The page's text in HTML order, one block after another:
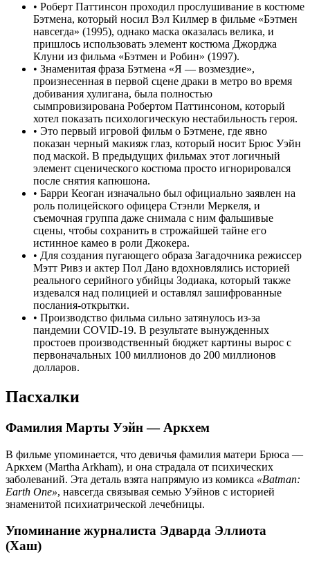
• Роберт Паттинсон проходил прослушивание в костюме
Бэтмена, который носил Вэл Килмер в фильме «Бэтмен
навсегда» (1995), однако маска оказалась велика, и
пришлось использовать элемент костюма Джорджа
Клуни из фильма «Бэтмен и Робин» (1997).
• Знаменитая фраза Бэтмена «Я — возмездие»,
произнесенная в первой сцене драки в метро во время
добивания хулигана, была полностью
сымпровизирована Робертом Паттинсоном, который
хотел показать психологическую нестабильность героя.
• Это первый игровой фильм о Бэтмене, где явно
показан черный макияж глаз, который носит Брюс Уэйн
под маской. В предыдущих фильмах этот логичный
элемент сценического костюма просто игнорировался
после снятия капюшона.
• Барри Кеоган изначально был официально заявлен на
роль полицейского офицера Стэнли Меркеля, и
съемочная группа даже снимала с ним фальшивые
сцены, чтобы сохранить в строжайшей тайне его
истинное камео в роли Джокера.
• Для создания пугающего образа Загадочника режиссер
Мэтт Ривз и актер Пол Дано вдохновлялись историей
реального серийного убийцы Зодиака, который также
издевался над полицией и оставлял зашифрованные
послания-открытки.
• Производство фильма сильно затянулось из-за
пандемии COVID-19. В результате вынужденных
простоев производственный бюджет картины вырос с
первоначальных 100 миллионов до 200 миллионов
долларов.
Пасхалки
Фамилия Марты Уэйн — Аркхем
В фильме упоминается, что девичья фамилия матери Брюса —
Аркхем (Martha Arkham), и она страдала от психических
заболеваний. Эта деталь взята напрямую из комикса «Batman:
Earth One», навсегда связывая семью Уэйнов с историей
знаменитой психиатрической лечебницы.
Упоминание журналиста Эдварда Эллиота
(Хаш)